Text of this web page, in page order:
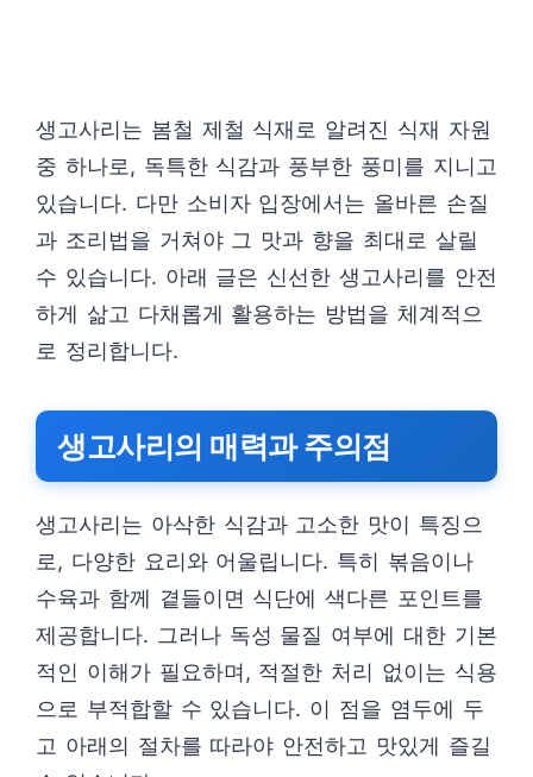
생고사리는 봄철 제철 식재로 알려진 식재 자원
중 하나로, 독특한 식감과 풍부한 풍미를 지니고
있습니다. 다만 소비자 입장에서는 올바른 손질
과 조리법을 거쳐야 그 맛과 향을 최대로 살릴
수 있습니다. 아래 글은 신선한 생고사리를 안전
하게 삶고 다채롭게 활용하는 방법을 체계적으
로 정리합니다.
생고사리의 매력과 주의점
생고사리는 아삭한 식감과 고소한 맛이 특징으
로, 다양한 요리와 어울립니다. 특히 볶음이나
수육과 함께 곁들이면 식단에 색다른 포인트를
제공합니다. 그러나 독성 물질 여부에 대한 기본
적인 이해가 필요하며, 적절한 처리 없이는 식용
으로 부적합할 수 있습니다. 이 점을 염두에 두
고 아래의 절차를 따라야 안전하고 맛있게 즐길